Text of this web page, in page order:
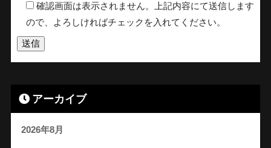
確認画面は表示されません。上記内容にて送信します
ので、よろしければチェックを入れてください。
アーカイブ
2026年8月